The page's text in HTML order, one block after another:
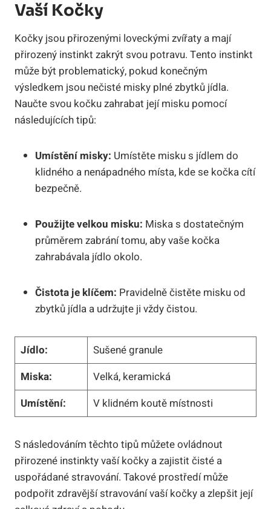
Vaší Kočky
Kočky jsou přirozenými loveckými zvířaty a mají
přirozený instinkt zakrýt svou potravu. Tento instinkt
může být problematický, pokud konečným
výsledkem jsou nečisté misky plné zbytků jídla.
Naučte svou kočku zahrabat její misku pomocí
následujících tipů:
Umístění misky: Umístěte misku s jídlem do
klidného a nenápadného místa, kde se kočka cítí
bezpečně.
Použijte velkou misku: Miska s dostatečným
průměrem zabrání tomu, aby vaše kočka
zahrabávala jídlo okolo.
Čistota je klíčem: Pravidelně čistěte misku od
zbytků jídla a udržujte ji vždy čistou.
Jídlo:
Sušené granule
Miska:
Velká, keramická
Umístění:
V klidném koutě místnosti
S následováním těchto tipů můžete ovládnout
přirozené instinkty vaší kočky a zajistit čisté a
uspořádané stravování. Takové prostředí může
podpořit zdravější stravování vaší kočky a zlepšit její